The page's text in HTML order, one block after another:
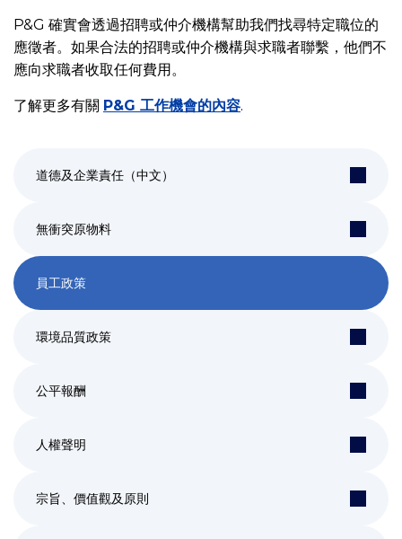
P&G 確實會透過招聘或仲介機構幫助我們找尋特定職位的
應徵者。如果合法的招聘或仲介機構與求職者聯繫，他們不
應向求職者收取任何費用。
了解更多有關 P&G 工作機會的內容.
道德及企業責任（中文）
無衝突原物料
員工政策
環境品質政策
公平報酬
人權聲明
宗旨、價值觀及原則